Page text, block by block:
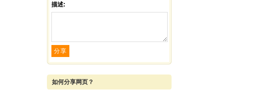
描述:
如何分享网页？